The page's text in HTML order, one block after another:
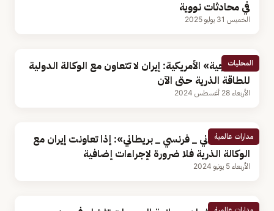
في محادثات نووية
الخميس 31 يوليو 2025
المحليات
«الخارجية» الأمريكية: إيران لا تتعاون مع الوكالة الدولية
للطاقة الذرية حتى الآن
الأربعاء 28 أغسطس 2024
مدارات عالمية
بيان «ألماني _ فرنسي _ بريطاني»: إذا تعاونت إيران مع
الوكالة الذرية فلا ضرورة لإجراءات إضافية
الأربعاء 5 يونيو 2024